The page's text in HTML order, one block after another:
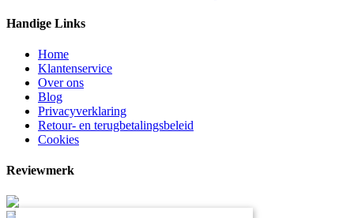
Handige Links
Home
Klantenservice
Over ons
Blog
Privacyverklaring
Retour- en terugbetalingsbeleid
Cookies
Reviewmerk